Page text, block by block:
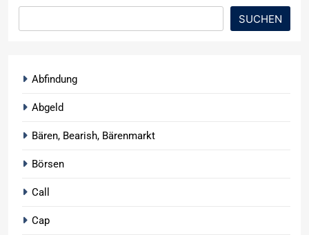
SUCHEN
Abfindung
Abgeld
Bären, Bearish, Bärenmarkt
Börsen
Call
Cap